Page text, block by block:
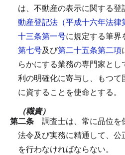
は、不動産の表示に関する登
動産登記法（平成十六年法
十三条第一号に規定する筆界
第七号及び第二十五条第二項
らかにする業務の専門家と
利の明確化に寄与し、もつ
に資することを使命とする。
（職責）
第二条 調査士は、常に品位を
法令及び実務に精通して、
を行わなければならない。